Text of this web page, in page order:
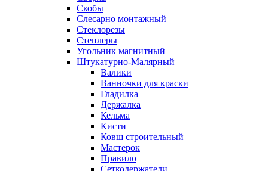
Скобы
Слесарно монтажный
Стеклорезы
Степлеры
Угольник магнитный
Штукатурно-Малярный
Валики
Ванночки для краски
Гладилка
Держалка
Кельма
Кисти
Ковш строительный
Мастерок
Правило
Сеткодержатели